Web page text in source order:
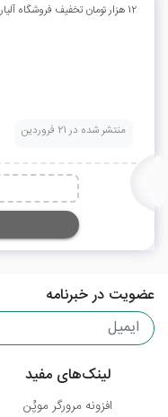
12 هزار تومان تخفیف فروشگاه آلیار
منتشر شده در 21 فروردین
عضویت در خبرنامه
لینک‌های مفید
افزونه مرورگر موپُن